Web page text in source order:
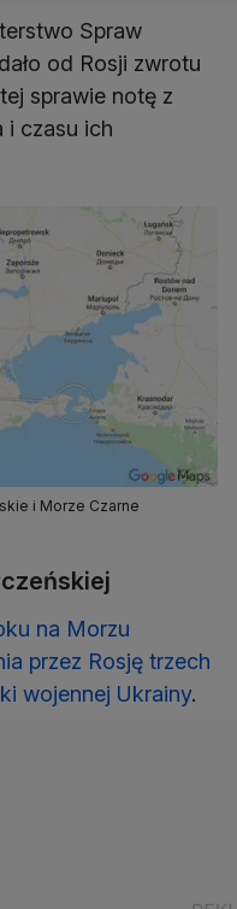
Spraw
od Rosji zwrotu
sprawie notę z
i czasu ich
i Morze Czarne
na Morzu
przez Rosję trzech
wojennej Ukrainy.